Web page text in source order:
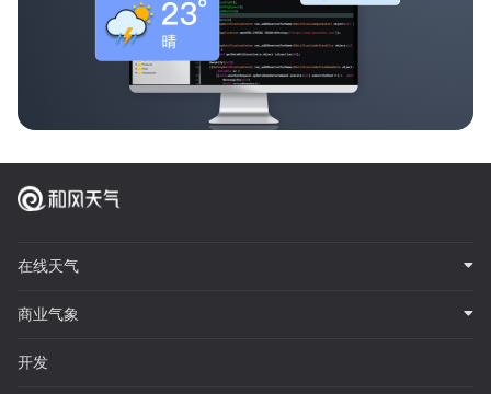
在线天气
商业气象
开发